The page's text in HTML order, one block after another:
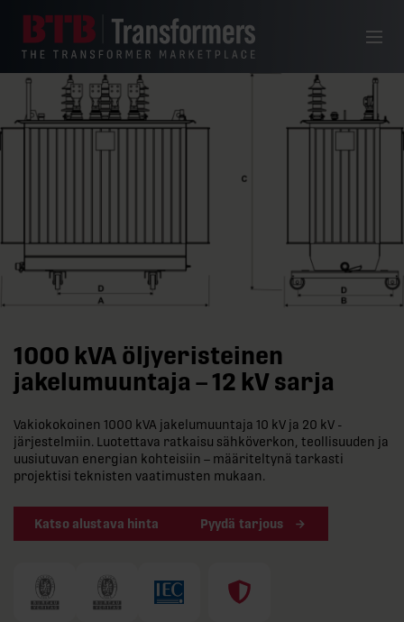
Valikko
1000 kVA öljyeristeinen
jakelumuuntaja – 12 kV sarja
Vakiokokoinen 1000 kVA jakelumuuntaja 10 kV ja 20 kV -
järjestelmiin. Luotettava ratkaisu sähköverkon, teollisuuden ja
uusiutuvan energian kohteisiin – määriteltynä tarkasti
projektisi teknisten vaatimusten mukaan.
Katso alustava hinta Pyydä tarjous